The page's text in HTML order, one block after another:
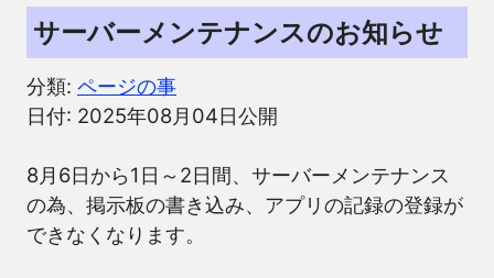
サーバーメンテナンスのお知らせ
分類: ページの事
日付: 2025年08月04日公開
8月6日から1日～2日間、サーバーメンテナンス
の為、掲示板の書き込み、アプリの記録の登録が
できなくなります。